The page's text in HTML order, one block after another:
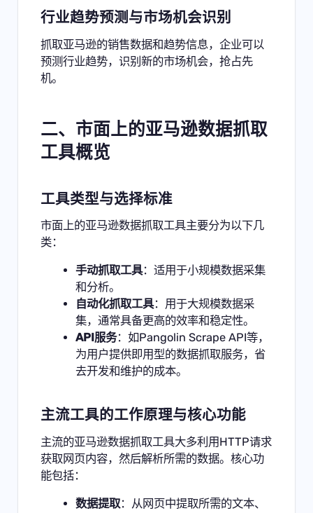
行业趋势预测与市场机会识别
抓取亚马逊的销售数据和趋势信息，企业可以
预测行业趋势，识别新的市场机会，抢占先
机。
二、市面上的亚马逊数据抓取
工具概览
工具类型与选择标准
市面上的亚马逊数据抓取工具主要分为以下几
类：
手动抓取工具：适用于小规模数据采集
和分析。
自动化抓取工具：用于大规模数据采
集，通常具备更高的效率和稳定性。
API服务：如Pangolin Scrape API等，
为用户提供即用型的数据抓取服务，省
去开发和维护的成本。
主流工具的工作原理与核心功能
主流的亚马逊数据抓取工具大多利用HTTP请求
获取网页内容，然后解析所需的数据。核心功
能包括：
数据提取：从网页中提取所需的文本、